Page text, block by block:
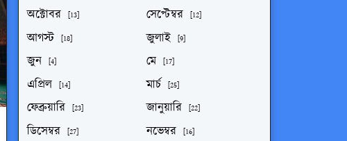
অক্টোবর [13] সেপ্টেম্বর [12]
আগস্ট [18] জুলাই [9]
জুন [4] মে [17]
এপ্রিল [14] মার্চ [25]
ফেব্রুয়ারি [23] জানুয়ারি [22]
ডিসেম্বর [27] নভেম্বর [16]